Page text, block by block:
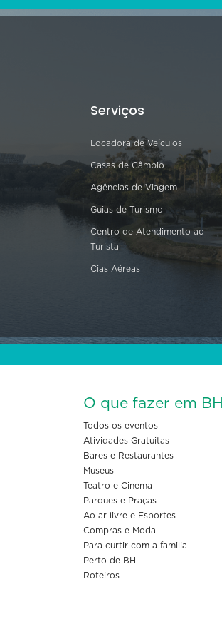
Serviços
Locadora de Veículos
Casas de Câmbio
Agências de Viagem
Guias de Turismo
Centro de Atendimento ao
Turista
Cias Aéreas
O que fazer em BH
Todos os eventos
Atividades Gratuitas
Bares e Restaurantes
Museus
Teatro e Cinema
Parques e Praças
Ao ar livre e Esportes
Compras e Moda
Para curtir com a familia
Perto de BH
Roteiros